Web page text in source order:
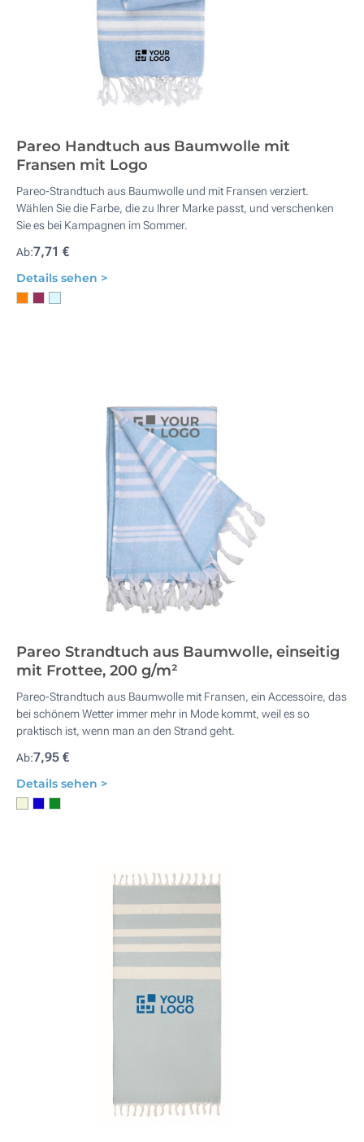
Pareo Handtuch aus Baumwolle mit
Fransen mit Logo
Pareo-Strandtuch aus Baumwolle und mit Fransen verziert.
Wählen Sie die Farbe, die zu Ihrer Marke passt, und verschenken
Sie es bei Kampagnen im Sommer.
Ab:7,71 €
Details sehen >
Pareo Strandtuch aus Baumwolle, einseitig
mit Frottee, 200 g/m²
Pareo-Strandtuch aus Baumwolle mit Fransen, ein Accessoire, das
bei schönem Wetter immer mehr in Mode kommt, weil es so
praktisch ist, wenn man an den Strand geht.
Ab:7,95 €
Details sehen >